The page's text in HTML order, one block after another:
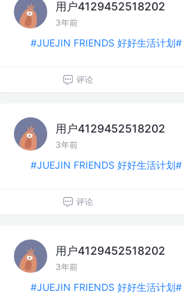
用户4129452518202
3年前
#JUEJIN FRIENDS 好好生活计划#
评论
用户4129452518202
3年前
#JUEJIN FRIENDS 好好生活计划#
评论
用户4129452518202
3年前
#JUEJIN FRIENDS 好好生活计划#